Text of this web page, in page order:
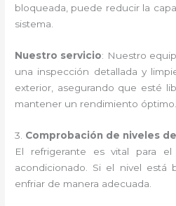
bloqueada, puede reducir la
sistema.
Nuestro servicio: Nuestro
una inspección detallada y
exterior, asegurando que esté
mantener un rendimiento óptimo.
3. Comprobación de niveles
El refrigerante es vital para
acondicionado. Si el nivel está
enfriar de manera adecuada.